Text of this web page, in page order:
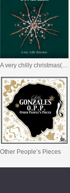
A very chilly christmas(期間限定/スペシャル・プライス盤 )
Other People’s Pieces